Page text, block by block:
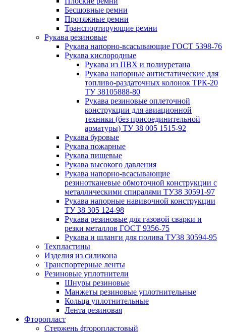
Бесшовные ремни
Протяжные ремни
Транспортирующие ремни
Рукава резиновые
Рукава напорно-всасывающие ГОСТ 5398-76
Рукава кислородные
Рукава из ПВХ и полиуретана
Рукава напорные антистатические для
топливо-раздаточных колонок ТРК-20
ТУ 38105888-80
Рукава резиновые оплеточной
конструкции для авиационной
техники (без присоединительной
арматуры) ТУ 38 005 1515-92
Рукава буровые
Рукава пожарные
Рукава пищевые
Рукава высокого давления
Рукава напорно-всасывающие
резинотканевые обмоточной конструкции с
металлическими спиралями ТУ38 30591-97
Рукава напорные навивочной конструкции
ТУ 38 305 124-98
Рукава резиновые для газовой сварки и
резки металлов ГОСТ 9356-75
Рукава и шланги для полива ТУ38 30594-95
Техпластины
Изделия из силикона
Транспортерные ленты
Резиновые уплотнители
Шнуры резиновые
Манжеты резиновые уплотнительные
Кольца уплотнительные
Лента резиновая
Фторопласт
Стержень фторопластовый